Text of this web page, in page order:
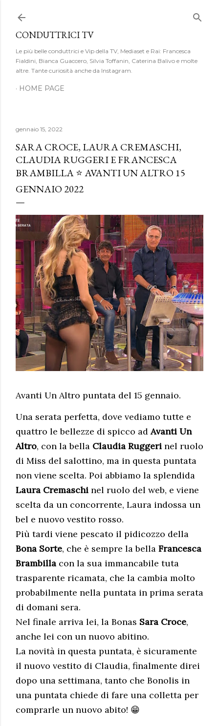
CONDUTTRICI TV
Le più belle conduttrici e Vip della TV, Mediaset e Rai: Francesca
Fialdini, Bianca Guaccero, Silvia Toffanin, Caterina Balivo e molte
altre. Tante curiosità anche da Instagram.
HOME PAGE
gennaio 15, 2022
SARA CROCE, LAURA CREMASCHI,
CLAUDIA RUGGERI E FRANCESCA
BRAMBILLA ⭐ AVANTI UN ALTRO 15
GENNAIO 2022
Avanti Un Altro puntata del 15 gennaio.
Una serata perfetta, dove vediamo tutte e
quattro le bellezze di spicco adAvanti Un
Altro, con la bella Claudia Ruggeri nel ruolo
di Miss del salottino, ma in questa puntata
non viene scelta. Poi abbiamo la splendida
Laura Cremaschi nel ruolo del web, e viene
scelta da un concorrente, Laura indossa un
bel e nuovo vestito rosso.
Più tardi viene pescato il pidicozzo della
Bona Sorte, che è sempre la bella Francesca
Brambilla con la sua immancabile tuta
trasparente ricamata, che la cambia molto
probabilmente nella puntata in prima serata
di domani sera.
Nel finale arriva lei, la Bonas Sara Croce,
anche lei con un nuovo abitino.
La novità in questa puntata, è sicuramente
il nuovo vestito di Claudia, finalmente direi
dopo una settimana, tanto che Bonolis in
una puntata chiede di fare una colletta per
comprarle un nuovo abito! 😁